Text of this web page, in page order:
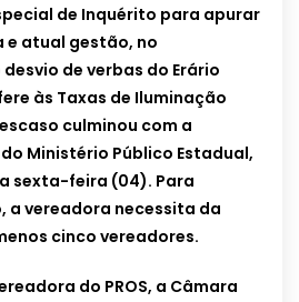
de Inquérito para apurar
e atual gestão, no
de verbas do Erário
às Taxas de Iluminação
culminou com a
Ministério Público Estadual,
sexta-feira (04). Para
a vereadora necessita da
cinco vereadores.
do PROS, a Câmara